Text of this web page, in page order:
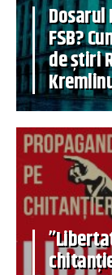
FSB?
de știri